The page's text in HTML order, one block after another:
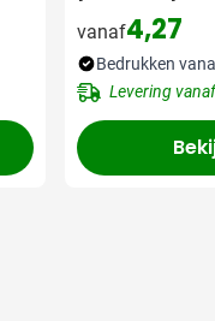
vanaf4,27
Bedrukken
Levering